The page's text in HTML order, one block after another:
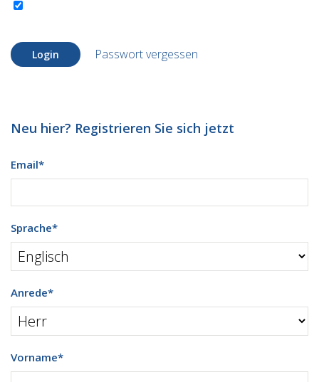
Login Passwort vergessen
Neu hier? Registrieren Sie sich jetzt
Email*
Sprache*
Anrede*
Vorname*